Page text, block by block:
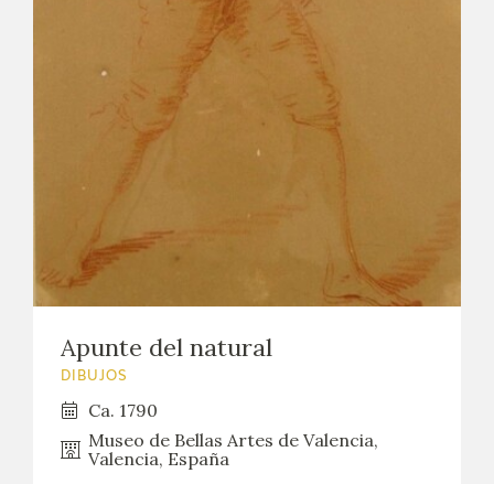
Apunte del natural
DIBUJOS
Ca. 1790
Museo de Bellas Artes de Valencia,
Valencia, España